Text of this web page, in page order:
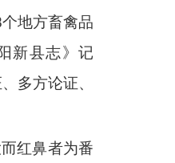
地方畜禽品
新县志》记
多方论证、
红鼻者为番